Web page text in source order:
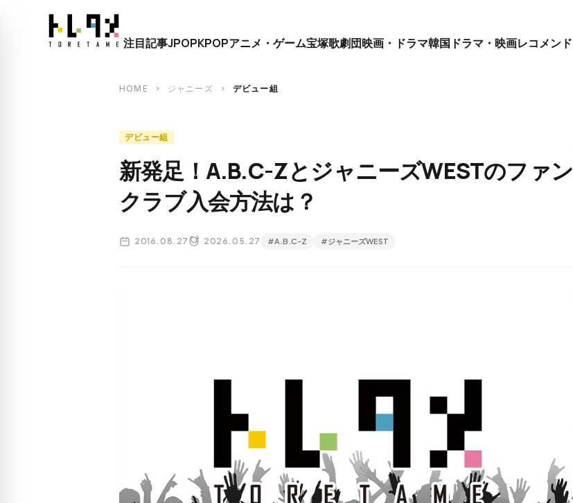
close
注目記事JPOPKPOPアニメ・ゲーム宝塚歌劇団映画・ドラマ韓国ドラマ・映画レコメンド
HOME chevron_right ジャニーズ chevron_right デビュー組
デビュー組
新発足！A.B.C-ZとジャニーズWESTのファン
クラブ入会方法は？
2016.08.27 2026.05.27 #A.B.C-Z #ジャニーズWEST